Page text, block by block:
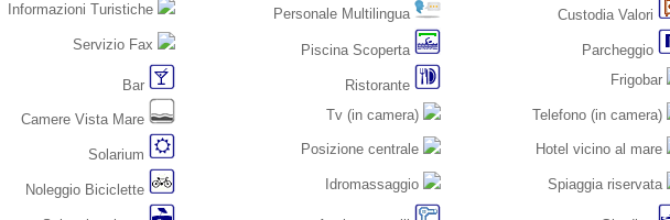
Informazioni Turistiche Personale Multilingua
Custodia Valori
Servizio Fax
Piscina Scoperta Parcheggio
Bar Ristorante Frigobar
Camere Vista Mare Tv (in camera) Telefono (in camera)
Solarium Posizione centrale Hotel vicino al mare
Noleggio Biciclette Idromassaggio Spiaggia riservata